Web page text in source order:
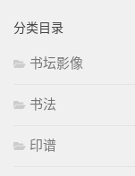
分类目录
书坛影像
书法
印谱